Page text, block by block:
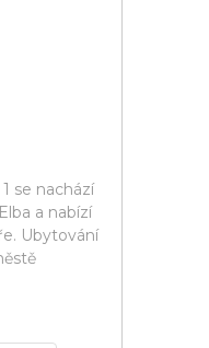
se nachází
a nabízí
Ubytování